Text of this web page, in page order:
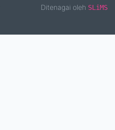
Ditenagai oleh SLiMS